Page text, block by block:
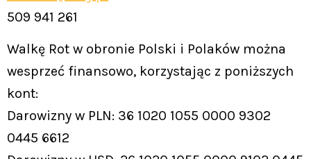
509 941 261
Walkę Rot w obronie Polski i Polaków można
wesprzeć finansowo, korzystając z poniższych
kont:
Darowizny w PLN: 36 1020 1055 0000 9302
0445 6612